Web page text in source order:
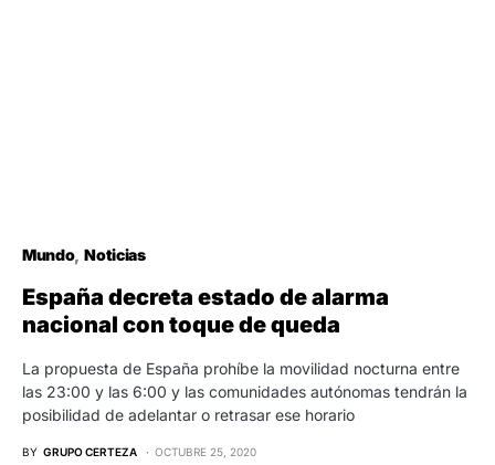
Mundo Noticias
España decreta estado de alarma
nacional con toque de queda
La propuesta de España prohíbe la movilidad nocturna entre
las 23:00 y las 6:00 y las comunidades autónomas tendrán la
posibilidad de adelantar o retrasar ese horario
BY GRUPO CERTEZA OCTUBRE 25, 2020